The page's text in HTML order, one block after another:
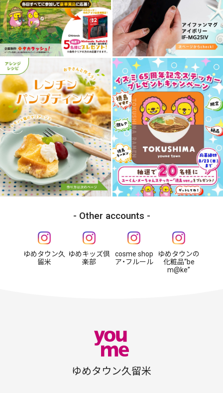
Other accounts
ゆめタウン久
留米
ゆめキッズ倶
楽部
cosme shop
ア・フルール
ゆめタウンの
化粧品“be
m@ke”
ゆめタウン久留米